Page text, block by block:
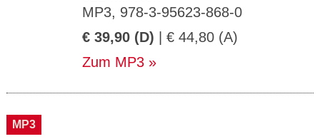
MP3, 978-3-95623-868-0
€ 39,90 (D) | € 44,80 (A)
Zum MP3
MP3